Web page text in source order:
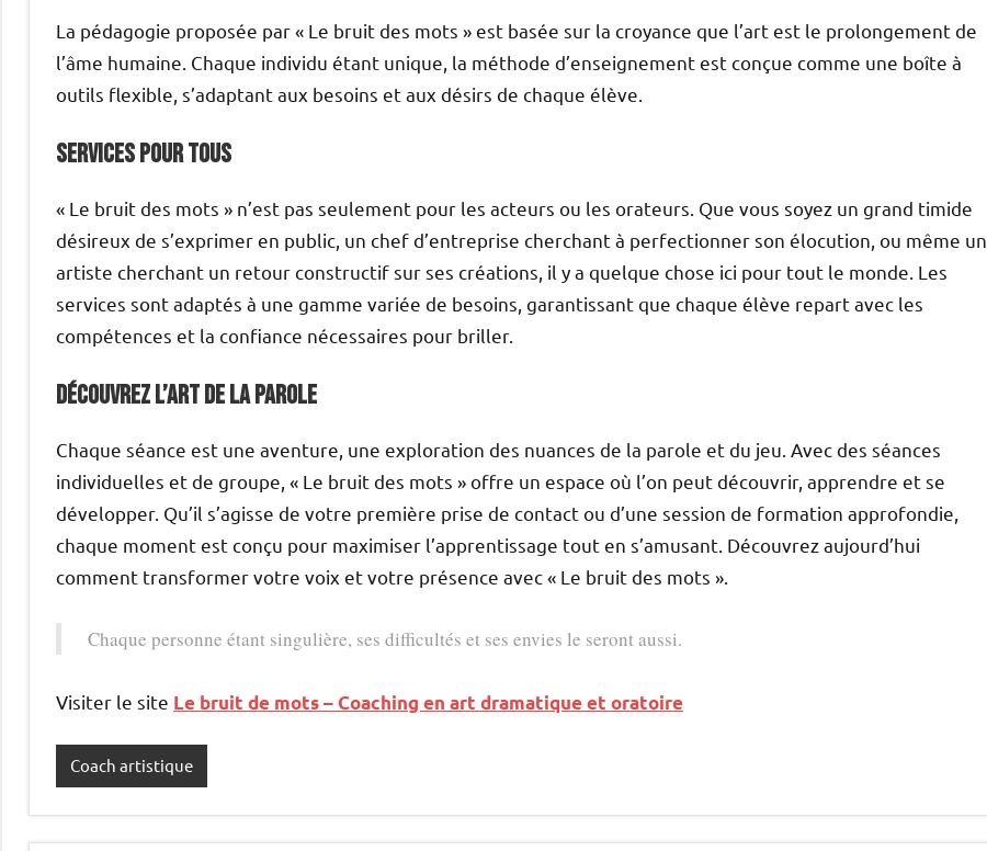
La pédagogie proposée par « Le bruit des mots » est basée sur la croyance que l’art est le prolongement de
l’âme humaine. Chaque individu étant unique, la méthode d’enseignement est conçue comme une boîte à
outils flexible, s’adaptant aux besoins et aux désirs de chaque élève.
Services pour tous
« Le bruit des mots » n’est pas seulement pour les acteurs ou les orateurs. Que vous soyez un grand timide
désireux de s’exprimer en public, un chef d’entreprise cherchant à perfectionner son élocution, ou même un
artiste cherchant un retour constructif sur ses créations, il y a quelque chose ici pour tout le monde. Les
services sont adaptés à une gamme variée de besoins, garantissant que chaque élève repart avec les
compétences et la confiance nécessaires pour briller.
Découvrez l’art de la parole
Chaque séance est une aventure, une exploration des nuances de la parole et du jeu. Avec des séances
individuelles et de groupe, « Le bruit des mots » offre un espace où l’on peut découvrir, apprendre et se
développer. Qu’il s’agisse de votre première prise de contact ou d’une session de formation approfondie,
chaque moment est conçu pour maximiser l’apprentissage tout en s’amusant. Découvrez aujourd’hui
comment transformer votre voix et votre présence avec « Le bruit des mots ».
Chaque personne étant singulière, ses difficultés et ses envies le seront aussi.
Visiter le site Le bruit de mots – Coaching en art dramatique et oratoire
Coach artistique